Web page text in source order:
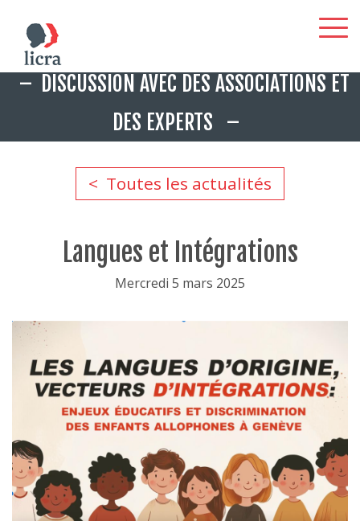
Aller
DISCUSSION AVEC DES ASSOCIATIONS ET
DES EXPERTS
Toutes les actualités
Langues et Intégrations
Mercredi 5 mars 2025